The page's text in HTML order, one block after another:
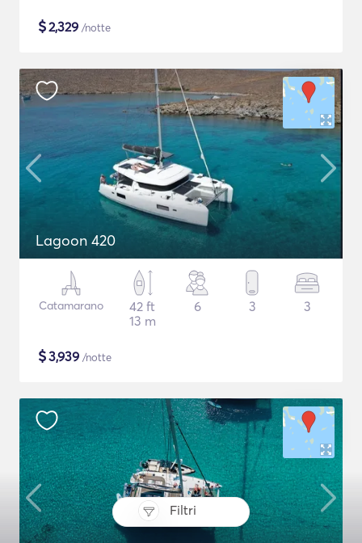
Filtri
$2,329 /notte
Lagoon 420
Catamarano
42 ft
13 m
6 3 3
$3,939 /notte